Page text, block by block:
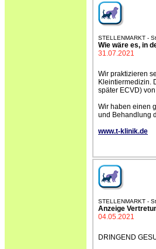
STELLENMARKT -
Wie wäre es, in
31.07.2021
Wir praktizieren
Kleintiermedizin.
später ECVD)
Wir haben einen
und Behandlung
www.t-klinik.de
STELLENMARKT -
Anzeige
04.05.2021
DRINGEND